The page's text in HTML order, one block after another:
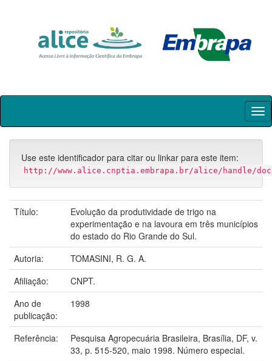
Skip
Use este identificador para citar ou linkar para este item:
http://www.alice.cnptia.embrapa.br/alice/handle/
Título:
Evolução da produtividade de trigo na
experimentação e na lavoura em três municípios
do estado do Rio Grande do Sul.
Autoria:
TOMASINI, R. G. A.
Afiliação:
CNPT.
Ano de
publicação:
1998
Referência:
Pesquisa Agropecuária Brasileira, Brasília, DF, v.
33, p. 515-520, maio 1998. Número especial.